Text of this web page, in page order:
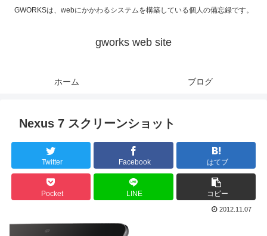
GWORKSは、webにかかわるシステムを構築している個人の備忘録です。
gworks web site
ホーム ブログ
Nexus 7 スクリーンショット
Twitter Facebook はてブ
Pocket LINE コピー
2012.11.07